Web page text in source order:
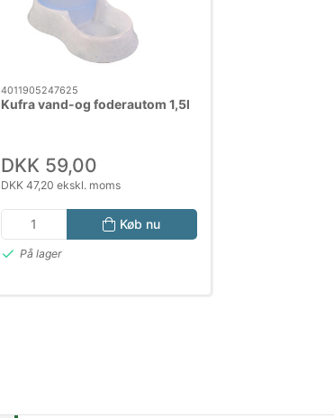
4011905247625
Kufra vand-og foderautom 1,5l
DKK 59,00
DKK 47,20 ekskl. moms
Køb nu
På lager